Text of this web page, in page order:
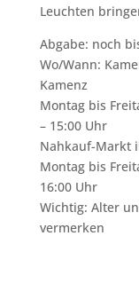
Leuchten
Abgabe: noch
Wo/Wann:
Kamenz
Montag bis
– 15:00 Uhr
Nahkauf-Markt
Montag bis
16:00 Uhr
Wichtig: Alter
vermerken